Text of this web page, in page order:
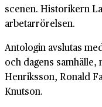
scenen. Historikern
arbetarrörelsen.
Antologin avslutas
och dagens samhälle,
Henriksson, Ronald
Knutson.